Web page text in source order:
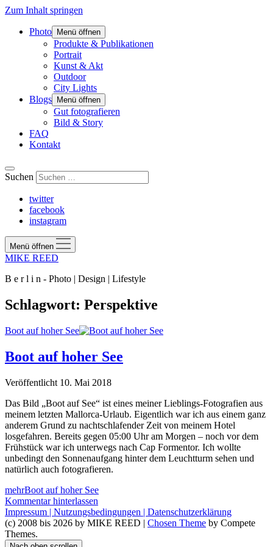
Zum Inhalt springen
Photo Menü öffnen
Produkte & Publikationen
Portrait
Kunst & Akt
Outdoor
City Lights
Blogs
Menü öffnen
Gut fotografieren
Bild & Story
FAQ
Kontakt
Suchen
twitter
facebook
instagram
Menü öffnen
MIKE REED
B e r l i n - Photo | Design | Lifestyle
Schlagwort: Perspektive
Boot auf hoher See
Boot auf hoher See
Veröffentlicht 10. Mai 2018
Das Bild „Boot auf See“ ist eines meiner Lieblings-Fotografien aus
meinem letzten Mallorca-Urlaub. Eigentlich war ich aus einem ganz
anderem Grund zu nachtschlafender Zeit von meinem Hotel
losgefahren. Bereits gegen 05:00 Uhr am Morgen – noch vor dem
Frühstück war ich unterwegs nach Cap Formentor. Ich wollte
unbedingt den Sonnenaufgang hinter dem Leuchtturm sehen und
natürlich auch fotografieren.
mehrBoot auf hoher See
Kommentar hinterlassen
Impressum | Nutzungsbedingungen | Datenschutzerklärung
(c) 2008 bis 2026 by MIKE REED | Chosen Theme by Compete
Themes.